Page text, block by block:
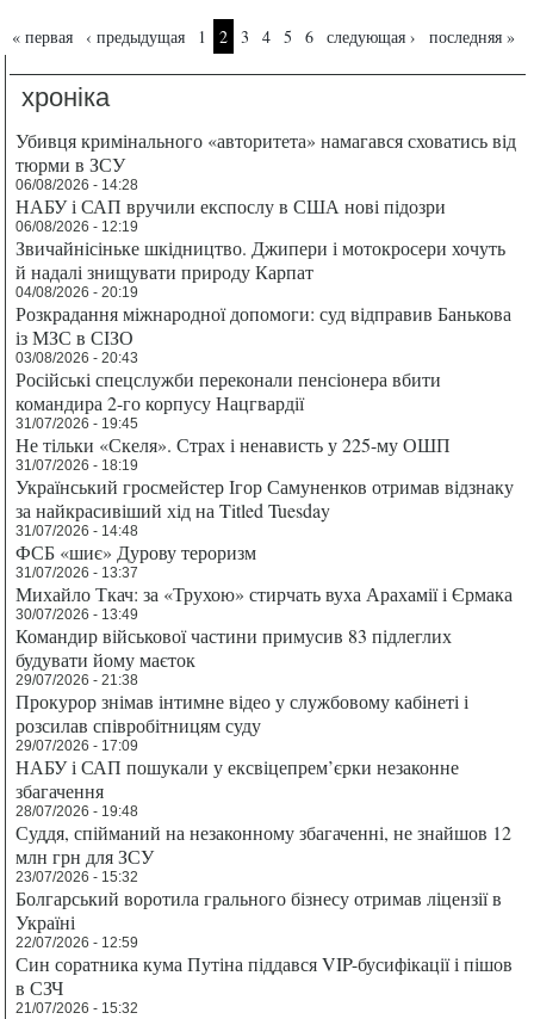
Страницы
« первая ‹ предыдущая 1 2 3 4 5 6 следующая › последняя »
хроніка
Убивця кримінального «авторитета» намагався сховатись від
тюрми в ЗСУ
06/08/2026 - 14:28
НАБУ і САП вручили експослу в США нові підозри
06/08/2026 - 12:19
Звичайнісіньке шкідництво. Джипери і мотокросери хочуть
й надалі знищувати природу Карпат
04/08/2026 - 20:19
Розкрадання міжнародної допомоги: суд відправив Банькова
із МЗС в СІЗО
03/08/2026 - 20:43
Російські спецслужби переконали пенсіонера вбити
командира 2-го корпусу Нацгвардії
31/07/2026 - 19:45
Не тільки «Скеля». Страх і ненависть у 225-му ОШП
31/07/2026 - 18:19
Український гросмейстер Ігор Самуненков отримав відзнаку
за найкрасивіший хід на Titled Tuesday
31/07/2026 - 14:48
ФСБ «шиє» Дурову тероризм
31/07/2026 - 13:37
Михайло Ткач: за «Трухою» стирчать вуха Арахамії і Єрмака
30/07/2026 - 13:49
Командир військової частини примусив 83 підлеглих
будувати йому маєток
29/07/2026 - 21:38
Прокурор знімав інтимне відео у службовому кабінеті і
розсилав співробітницям суду
29/07/2026 - 17:09
НАБУ і САП пошукали у ексвіцепрем’єрки незаконне
збагачення
28/07/2026 - 19:48
Суддя, спійманий на незаконному збагаченні, не знайшов 12
млн грн для ЗСУ
23/07/2026 - 15:32
Болгарський воротила грального бізнесу отримав ліцензії в
Україні
22/07/2026 - 12:59
Син соратника кума Путіна піддався VIP-бусифікації і пішов
в СЗЧ
21/07/2026 - 15:32